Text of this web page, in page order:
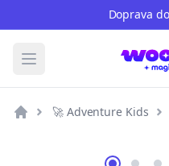
Doprava
Otevřete hlavní
🚀 Adventure Kids